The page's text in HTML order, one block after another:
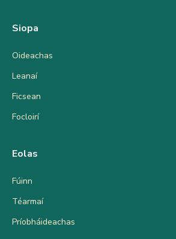
Siopa
Oideachas
Leanaí
Ficsean
Focloirí
Eolas
Fúinn
Téarmaí
Príobháideachas